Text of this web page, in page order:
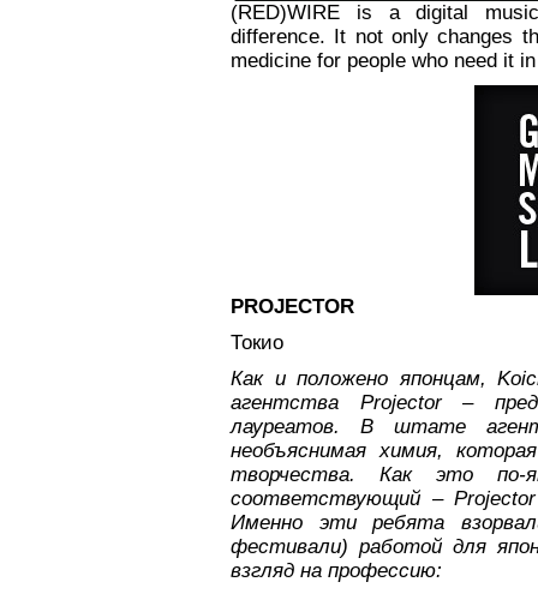
(RED)WIRE is a digital
difference. It not only changes
medicine for people who need it
PROJECTOR
Токио
Как и положено японцам,
агентства Projector–
лауреатов. В штате
необъяснимая химия,
творчества. Как это по-
соответствующий –
Именно эти ребята
фестивали) работой для
взгляд на профессию: